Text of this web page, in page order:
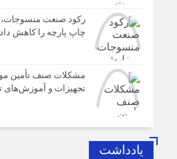
رکود صنعت
چاپ پارچه را کاهش
مشکلات صنف تأمین
تجهیزات و
یادداشت